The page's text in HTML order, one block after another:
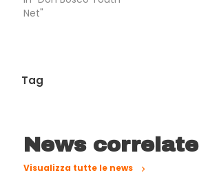
Net"
Tag
News correlate
Visualizza tutte le news